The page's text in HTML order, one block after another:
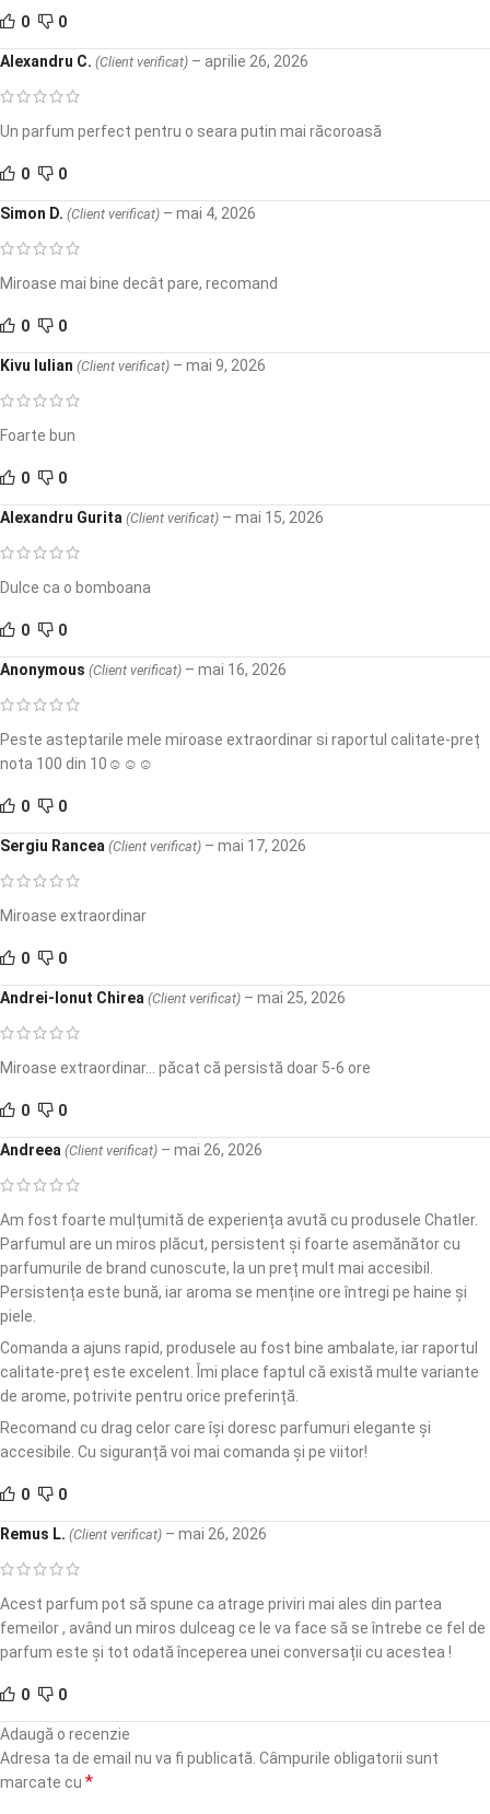
0 0
Alexandru C. (Client verificat) – aprilie 26, 2026
Un parfum perfect pentru o seara putin mai răcoroasă
0 0
Simon D. (Client verificat) – mai 4, 2026
Miroase mai bine decât pare, recomand
0 0
Kivu Iulian (Client verificat) – mai 9, 2026
Foarte bun
0 0
Alexandru Gurita (Client verificat) – mai 15, 2026
Dulce ca o bomboana
0 0
Anonymous (Client verificat) – mai 16, 2026
Peste asteptarile mele miroase extraordinar si raportul calitate-preț
nota 100 din 10☺️☺️☺️
0 0
Sergiu Rancea (Client verificat) – mai 17, 2026
Miroase extraordinar
0 0
Andrei-Ionut Chirea (Client verificat) – mai 25, 2026
Miroase extraordinar… păcat că persistă doar 5-6 ore
0 0
Andreea (Client verificat) – mai 26, 2026
Am fost foarte mulțumită de experiența avută cu produsele Chatler.
Parfumul are un miros plăcut, persistent și foarte asemănător cu
parfumurile de brand cunoscute, la un preț mult mai accesibil.
Persistența este bună, iar aroma se menține ore întregi pe haine și
piele.
Comanda a ajuns rapid, produsele au fost bine ambalate, iar raportul
calitate-preț este excelent. Îmi place faptul că există multe variante
de arome, potrivite pentru orice preferință.
Recomand cu drag celor care își doresc parfumuri elegante și
accesibile. Cu siguranță voi mai comanda și pe viitor!
0 0
Remus L. (Client verificat) – mai 26, 2026
Acest parfum pot să spune ca atrage priviri mai ales din partea
femeilor , având un miros dulceag ce le va face să se întrebe ce fel de
parfum este și tot odată începerea unei conversații cu acestea !
0 0
Adaugă o recenzie
Adresa ta de email nu va fi publicată. Câmpurile obligatorii sunt
marcate cu *